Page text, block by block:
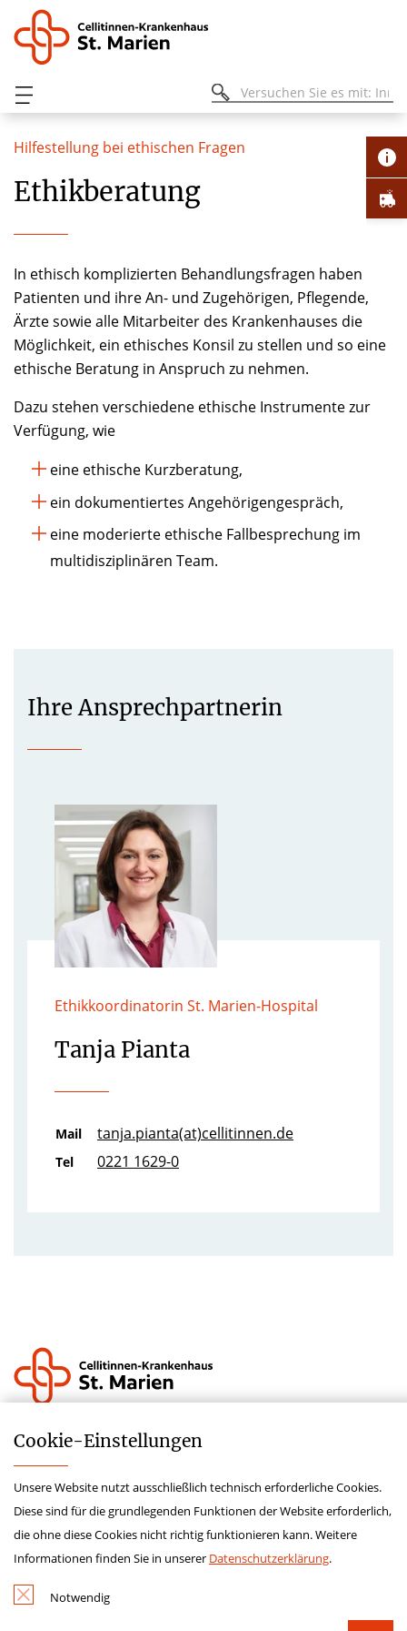
Hilfestellung bei ethischen Fragen
Ethikberatung
In ethisch komplizierten Behandlungsfragen haben
Patienten und ihre An- und Zugehörigen, Pflegende,
Ärzte sowie alle Mitarbeiter des Krankenhauses die
Möglichkeit, ein ethisches Konsil zu stellen und so eine
ethische Beratung in Anspruch zu nehmen.
Dazu stehen verschiedene ethische Instrumente zur
Verfügung, wie
eine ethische Kurzberatung,
ein dokumentiertes Angehörigengespräch,
eine moderierte ethische Fallbesprechung im
multidisziplinären Team.
Ihre Ansprechpartnerin
Ethikkoordinatorin St. Marien-Hospital
Tanja Pianta
Mail tanja.pianta(at)cellitinnen.de
Tel 0221 1629-0
Krankenhauszukunftsfond
Hinweisgeberschutzgesetz
Datenschutz
Kontakt
Cookie-­Einstellungen
Unsere Website nutzt ausschließlich technisch erforderliche Cookies.
Diese sind für die grundlegenden Funktionen der Website erforderlich,
die ohne diese Cookies nicht richtig funktionieren kann. Weitere
Informationen finden Sie in unserer Datenschutzerklärung.
Notwendig